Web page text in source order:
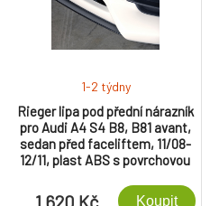
Rieger lipa pod přední nárazník
pro Audi A4 S4 B8, B81 avant,
sedan před faceliftem, 11/08-
12/11, plast ABS s povrchovou
přední spoiler Rieger obj. kód K
1-2 týdny
1 620 Kč Koupit